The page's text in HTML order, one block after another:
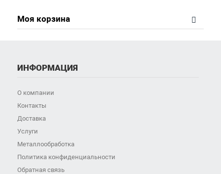
Моя корзина
ИНФОРМАЦИЯ
О компании
Контакты
Доставка
Услуги
Металлообработка
Политика конфиденциальности
Обратная связь